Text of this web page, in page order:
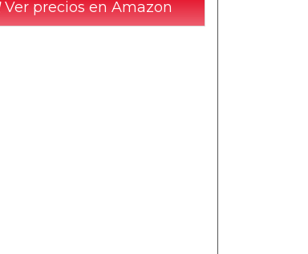
Ver precios en Amazon